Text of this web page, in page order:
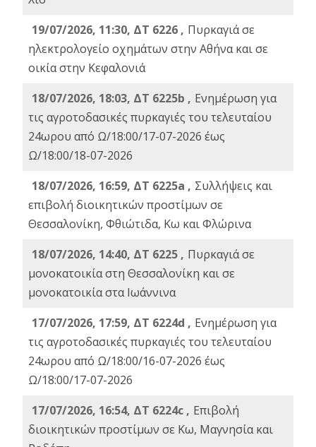
19/07/2026, 11:30, ΔΤ 6226 , Πυρκαγιά σε
ηλεκτρολογείο οχημάτων στην Αθήνα και σε
οικία στην Κεφαλονιά
18/07/2026, 18:03, ΔΤ 6225b , Ενημέρωση για
τις αγροτοδασικές πυρκαγιές του τελευταίου
24ωρου από Ω/18:00/17-07-2026 έως
Ω/18:00/18-07-2026
18/07/2026, 16:59, ΔT 6225a , Συλλήψεις και
επιβολή διοικητικών προστίμων σε
Θεσσαλονίκη, Φθιώτιδα, Κω και Φλώρινα
18/07/2026, 14:40, ΔΤ 6225 , Πυρκαγιά σε
μονοκατοικία στη Θεσσαλονίκη και σε
μονοκατοικία στα Ιωάννινα
17/07/2026, 17:59, ΔΤ 6224d , Ενημέρωση για
τις αγροτοδασικές πυρκαγιές του τελευταίου
24ωρου από Ω/18:00/16-07-2026 έως
Ω/18:00/17-07-2026
17/07/2026, 16:54, ΔΤ 6224c , Επιβολή
διοικητικών προστίμων σε Κω, Μαγνησία και